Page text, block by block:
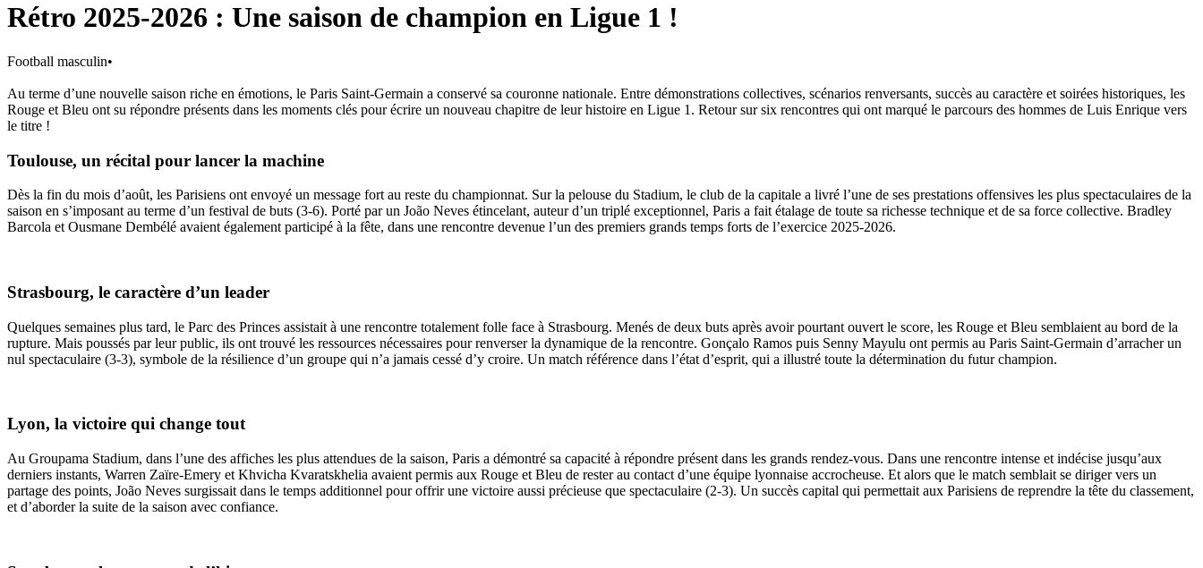
Rétro 2025-2026 : Une saison de champion en Ligue 1 !
Football masculin•
Au terme d’une nouvelle saison riche en émotions, le Paris Saint-Germain a conservé sa couronne nationale. Entre démonstrations collectives, scénarios renversants, succès au caractère et soirées historiques, les
Rouge et Bleu ont su répondre présents dans les moments clés pour écrire un nouveau chapitre de leur histoire en Ligue 1. Retour sur six rencontres qui ont marqué le parcours des hommes de Luis Enrique vers
le titre !
Toulouse, un récital pour lancer la machine
Dès la fin du mois d’août, les Parisiens ont envoyé un message fort au reste du championnat. Sur la pelouse du Stadium, le club de la capitale a livré l’une de ses prestations offensives les plus spectaculaires de la
saison en s’imposant au terme d’un festival de buts (3-6). Porté par un João Neves étincelant, auteur d’un triplé exceptionnel, Paris a fait étalage de toute sa richesse technique et de sa force collective. Bradley
Barcola et Ousmane Dembélé avaient également participé à la fête, dans une rencontre devenue l’un des premiers grands temps forts de l’exercice 2025-2026.
Strasbourg, le caractère d’un leader
Quelques semaines plus tard, le Parc des Princes assistait à une rencontre totalement folle face à Strasbourg. Menés de deux buts après avoir pourtant ouvert le score, les Rouge et Bleu semblaient au bord de la
rupture. Mais poussés par leur public, ils ont trouvé les ressources nécessaires pour renverser la dynamique de la rencontre. Gonçalo Ramos puis Senny Mayulu ont permis au Paris Saint-Germain d’arracher un
nul spectaculaire (3-3), symbole de la résilience d’un groupe qui n’a jamais cessé d’y croire. Un match référence dans l’état d’esprit, qui a illustré toute la détermination du futur champion.
Lyon, la victoire qui change tout
Au Groupama Stadium, dans l’une des affiches les plus attendues de la saison, Paris a démontré sa capacité à répondre présent dans les grands rendez-vous. Dans une rencontre intense et indécise jusqu’aux
derniers instants, Warren Zaïre-Emery et Khvicha Kvaratskhelia avaient permis aux Rouge et Bleu de rester au contact d’une équipe lyonnaise accrocheuse. Et alors que le match semblait se diriger vers un
partage des points, João Neves surgissait dans le temps additionnel pour offrir une victoire aussi précieuse que spectaculaire (2-3). Un succès capital qui permettait aux Parisiens de reprendre la tête du classement,
et d’aborder la suite de la saison avec confiance.